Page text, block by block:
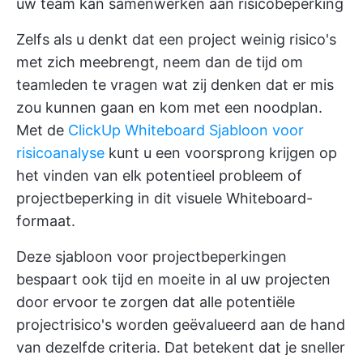
uw team kan samenwerken aan risicobeperking
Zelfs als u denkt dat een project weinig risico's
met zich meebrengt, neem dan de tijd om
teamleden te vragen wat zij denken dat er mis
zou kunnen gaan en kom met een noodplan.
Met de ClickUp Whiteboard Sjabloon voor
risicoanalyse kunt u een voorsprong krijgen op
het vinden van elk potentieel probleem of
projectbeperking in dit visuele Whiteboard-
formaat.
Deze sjabloon voor projectbeperkingen
bespaart ook tijd en moeite in al uw projecten
door ervoor te zorgen dat alle potentiële
projectrisico's worden geëvalueerd aan de hand
van dezelfde criteria. Dat betekent dat je sneller